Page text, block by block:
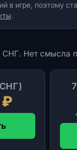
в игре, поэтому
.
Нет смысла